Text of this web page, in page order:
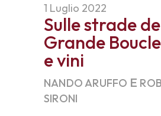
1 Luglio 2022
Sulle strade
Grande
e vini
NANDO ARUFFO E
SIRONI